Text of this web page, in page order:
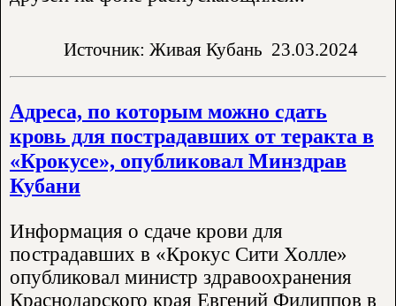
Источник: Живая Кубань 23.03.2024
Адреса, по которым можно сдать
кровь для пострадавших от теракта в
«Крокусе», опубликовал Минздрав
Кубани
Информация о сдаче крови для
пострадавших в «Крокус Сити Холле»
опубликовал министр здравоохранения
Краснодарского края Евгений Филиппов в